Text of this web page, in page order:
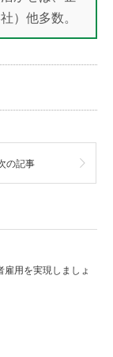
）他多数。
の記事
用を実現しましょ